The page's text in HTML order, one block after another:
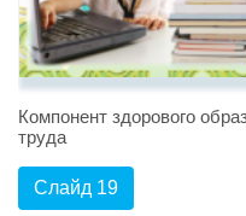
Компонент здорового
труда
Слайд 19